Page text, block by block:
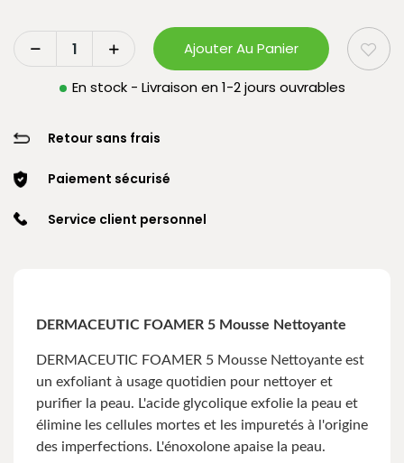
Ajouter Au Panier
En stock - Livraison en 1-2 jours ouvrables
Retour sans frais
Paiement sécurisé
Service client personnel
DERMACEUTIC FOAMER 5 Mousse Nettoyante
DERMACEUTIC FOAMER 5 Mousse Nettoyante est
un exfoliant à usage quotidien pour nettoyer et
purifier la peau. L'acide glycolique exfolie la peau et
élimine les cellules mortes et les impuretés à l'origine
des imperfections. L'énoxolone apaise la peau.